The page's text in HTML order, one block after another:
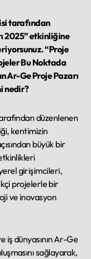
tarafından
2025” etkinliğine
“Proje
Bu Noktada
Ar-Ge Proje Pazarı
nedir?
düzenlenen
kentimizin
büyük bir
girişimcileri,
projelerle bir
ve inovasyon
iş dünyasının Ar-Ge
sağlayarak,